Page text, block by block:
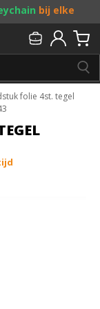
bij elke
je mee?
folie 4st. tegel